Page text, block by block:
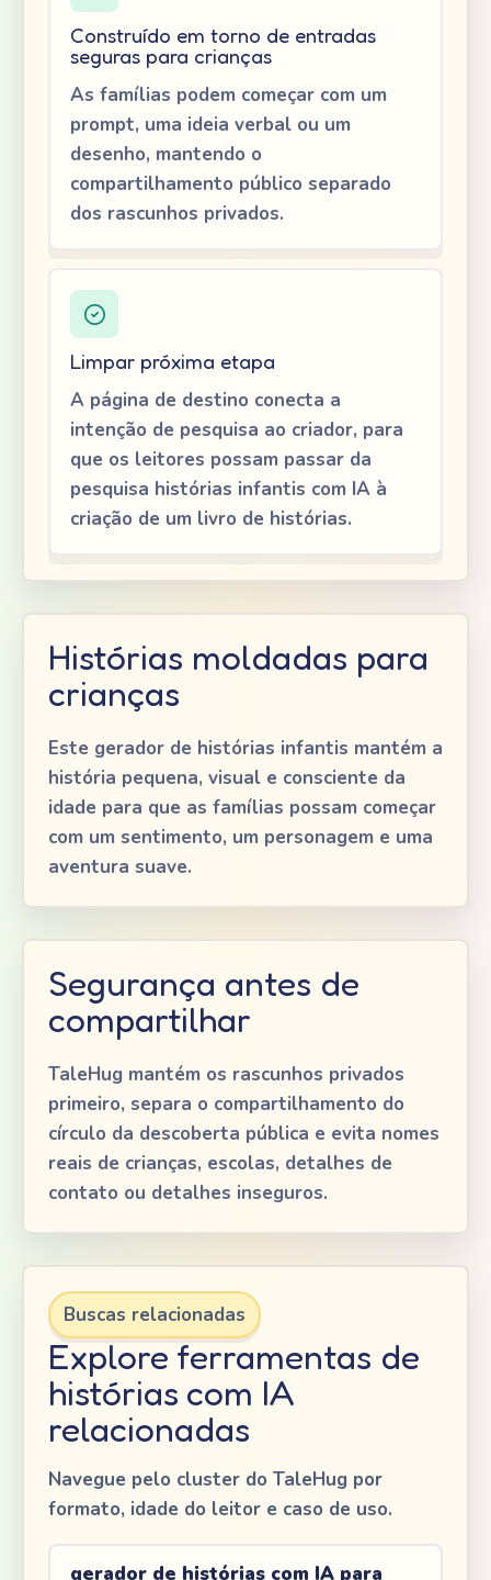
Construído em torno de entradas
seguras para crianças
As famílias podem começar com um
prompt, uma ideia verbal ou um
desenho, mantendo o
compartilhamento público separado
dos rascunhos privados.
Limpar próxima etapa
A página de destino conecta a
intenção de pesquisa ao criador, para
que os leitores possam passar da
pesquisa histórias infantis com IA à
criação de um livro de histórias.
Histórias moldadas para
crianças
Este gerador de histórias infantis mantém a
história pequena, visual e consciente da
idade para que as famílias possam começar
com um sentimento, um personagem e uma
aventura suave.
Segurança antes de
compartilhar
TaleHug mantém os rascunhos privados
primeiro, separa o compartilhamento do
círculo da descoberta pública e evita nomes
reais de crianças, escolas, detalhes de
contato ou detalhes inseguros.
Buscas relacionadas
Explore ferramentas de
histórias com IA
relacionadas
Navegue pelo cluster do TaleHug por
formato, idade do leitor e caso de uso.
gerador de histórias com IA para